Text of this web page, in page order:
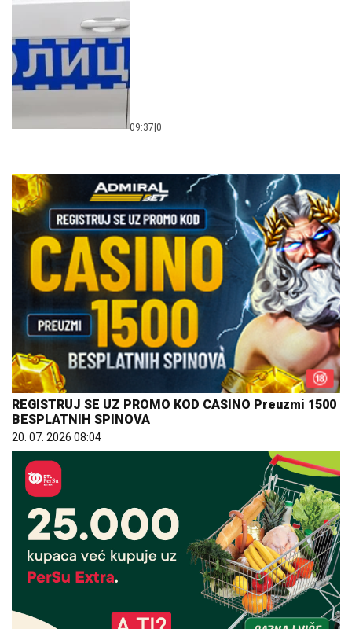
09:37 0
REGISTRUJ SE UZ PROMO KOD CASINO Preuzmi 1500
BESPLATNIH SPINOVA
20. 07. 2026 08:04